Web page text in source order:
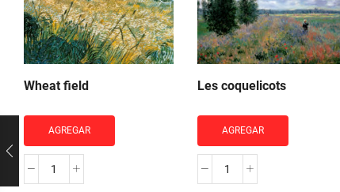
Wheat field
AGREGAR
Wheat
Les coquelicots
AGREGAR
Les